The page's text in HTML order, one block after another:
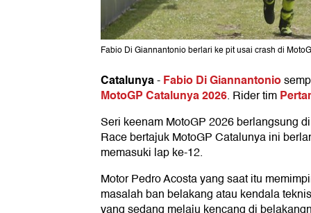
Fabio Di Giannantonio berlari ke pit usai crash di
Catalunya-Fabio Di Giannantonio
MotoGP Catalunya 2026. Rider tim
Seri keenam MotoGP 2026 berlangsung
Race bertajuk MotoGP Catalunya ini
memasuki lap ke-12.
Motor Pedro Acosta yang saat itu
masalah ban belakang atau kendala